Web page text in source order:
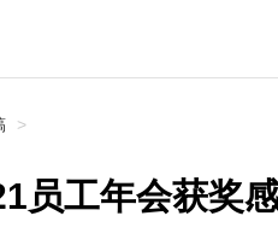
>
员工年会获奖